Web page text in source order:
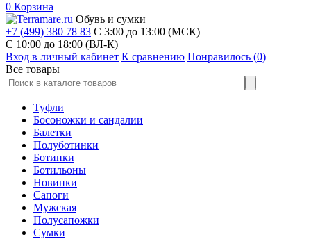
0 Корзина
Обувь и сумки
+7 (499) 380 78 83 С 3:00 до 13:00 (МСК)
C 10:00 до 18:00 (ВЛ-К)
Вход в личный кабинет К сравнению Понравилось (0)
Все товары
Туфли
Босоножки и сандалии
Балетки
Полуботинки
Ботинки
Ботильоны
Новинки
Сапоги
Мужская
Полусапожки
Сумки